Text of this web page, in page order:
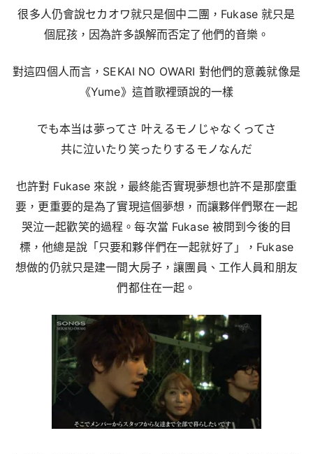
很多人仍會說セカオワ就只是個中二團，Fukase 就只是
個屁孩，因為許多誤解而否定了他們的音樂。
對這四個人而言，SEKAI NO OWARI 對他們的意義就像是
《Yume》這首歌裡頭說的一樣
でも本当は夢ってさ 叶えるモノじゃなくってさ
共に泣いたり笑ったりするモノなんだ
也許對 Fukase 來說，最終能否實現夢想也許不是那麼重
要，更重要的是為了實現這個夢想，而讓夥伴們聚在一起
哭泣一起歡笑的過程。每次當 Fukase 被問到今後的目
標，他總是說「只要和夥伴們在一起就好了」，Fukase
想做的仍就只是建一間大房子，讓團員、工作人員和朋友
們都住在一起。